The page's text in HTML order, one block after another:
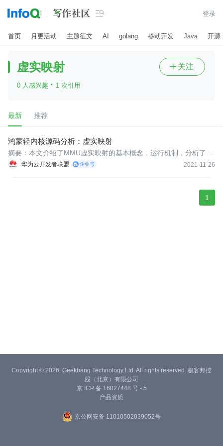
 登录
首页 月更活动 主题征文 AI golang 移动开发 Java 开源
虚实映射
0 人感兴趣 · 1 次引用
 关注
最新 推荐
鸿蒙轻内核源码分析：虚实映射
华为云开发者联盟 2021-11-26
​​摘要：本文介绍了MMU虚实映射的基本概念，运行机制，分析了映
射初始化、映射查询、映射虚拟内存和物理内存，解除虚实映射，
1
Copyright © 2026, Geekbang Technology Ltd. All rights reserved. 极客邦控
股（北京）有限公司
京 ICP 备 16027448 号 - 5
产品资质
京公网安备 11010502039052号